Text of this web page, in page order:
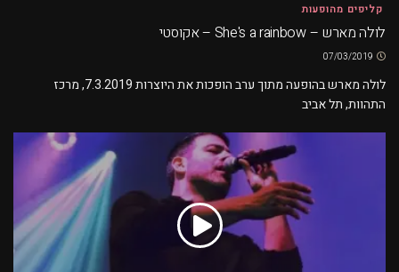
קליפים מהופעות
לולה מארש – She's a rainbow – אקוסטי
לולה מארש בהופעה מתוך ערב הופכות את היוצרות 7.3.2019, מרכז
התהוות, תל אביב